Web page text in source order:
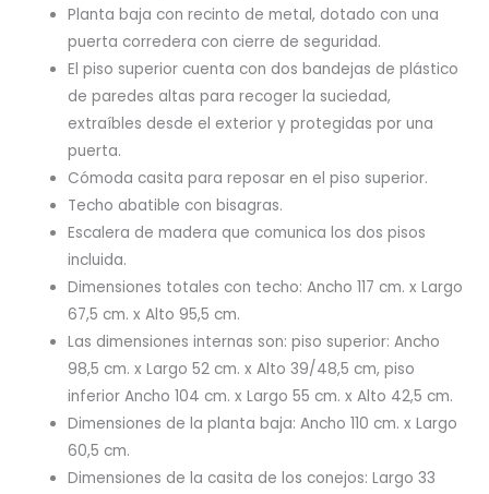
Planta baja con recinto de metal, dotado con una
puerta corredera con cierre de seguridad.
El piso superior cuenta con dos bandejas de plástico
de paredes altas para recoger la suciedad,
extraíbles desde el exterior y protegidas por una
puerta.
Cómoda casita para reposar en el piso superior.
Techo abatible con bisagras.
Escalera de madera que comunica los dos pisos
incluida.
Dimensiones totales con techo: Ancho 117 cm. x Largo
67,5 cm. x Alto 95,5 cm.
Las dimensiones internas son: piso superior: Ancho
98,5 cm. x Largo 52 cm. x Alto 39/48,5 cm, piso
inferior Ancho 104 cm. x Largo 55 cm. x Alto 42,5 cm.
Dimensiones de la planta baja: Ancho 110 cm. x Largo
60,5 cm.
Dimensiones de la casita de los conejos: Largo 33